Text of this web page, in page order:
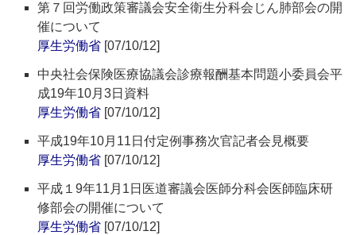
第７回労働政策審議会安全衛生分科会じん肺部会の開
催について
厚生労働省 [07/10/12]
中央社会保険医療協議会診療報酬基本問題小委員会平
成19年10月3日資料
厚生労働省 [07/10/12]
平成19年10月11日付定例事務次官記者会見概要
厚生労働省 [07/10/12]
平成１9年11月1日医道審議会医師分科会医師臨床研
修部会の開催について
厚生労働省 [07/10/12]